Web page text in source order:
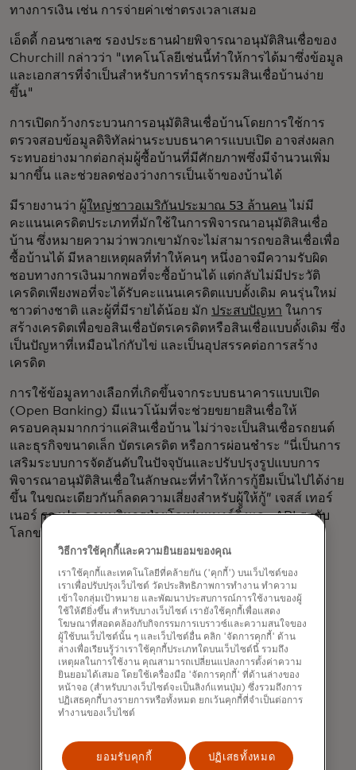
ทางการเงิน เช่น การจ่ายค่าเช่าตรงเวลาเสมอ
เอ็ดดี้ กอนซาเลซ รองประธานฝ่ายพิจารณาอนุมัติสินเชื่อของ
Churchill กล่าวว่า "เทคโนโลยีเช่นนี้ทำให้การได้มาซึ่งข้อมูล
และเอกสารที่จำเป็นสำหรับการทำธุรกรรมสินเชื่อบ้านง่าย
ขึ้น"
การเปิดกว้างกระบวนการอนุมัติสินเชื่อบ้านโดยการใช้การ
ตรวจสอบข้อมูลดิจิทัลผ่านระบบธนาคารแบบเปิด อาจส่งผลก
ระทบอย่างมากต่อกลุ่มผู้ซื้อบ้านที่มีศักยภาพซึ่งมีจำนวนเพิ่ม
มากขึ้น และช่วยลดช่องว่างการเป็นเจ้าของบ้านได้
มีรายงานว่า ผู้ใหญ่ชาวอเมริกันประมาณ 53 ล้านคน ไม่มี
คะแนนเครดิตประเภทที่มักใช้ในการพิจารณาอนุมัติสินเชื่อ
บ้าน ซึ่งหมายความว่าพวกเขามักจะไม่สามารถขอสินเชื่อเพื่อ
ซื้อบ้านได้ มีหลายเหตุผลที่ทำให้คนๆ หนึ่งอาจมีความรับผิด
ชอบทางการเงินมากพอที่จะซื้อบ้านได้ แต่กลับไม่มีประวัติ
เครดิตเพียงพอที่จะได้รับคะแนนเครดิตแบบดั้งเดิม คนรุ่นใหม่
ชาวต่างชาติ และผู้ที่มีรายได้น้อย มัก ประสบปัญหา ในการ
สร้างเครดิตเพื่อขอสินเชื่อบัตรเครดิตหรือสินเชื่อแบบดั้งเดิม ซึ่ง
เป็นปัญหาที่เหมือนไก่กับไข่ และเป็นอุปสรรคต่อการสร้าง
เครดิต
การใช้ข้อมูลทางเลือกที่เกิดขึ้นจากระบบธนาคารแบบเปิด
(Open Banking) มีแนวโน้มที่จะช่วยขยายสินเชื่อให้
ครอบคลุมมากกว่าแค่สินเชื่อบ้าน ไม่ว่าจะเป็นสินเชื่อรถยนต์
และธุรกิจขนาดเล็ก บัตรเครดิต หรือการผ่อนชำระ “นี่เป็นการ
เสริมระบบการจัดอันดับในปัจจุบันและปรับปรุงรูปแบบการ
พิจารณาอนุมัติสินเชื่อในลักษณะที่ทำให้การกู้ยืมเป็นไปได้ง่าย
ขึ้น ในขณะเดียวกันก็ลดความเสี่ยงสำหรับผู้ให้กู้” เจสส์ เทอร์
เนอร์ รองประธานบริหารฝ่ายโอเพ่นแบงก์กิ้งและ API ระดับ
โลกของ Mastercard กล่าว
“ยิ่งลูกค้าถูกขอเอกสารมากเท่าไหร่ พวก
เขาก็ยิ่งจะรู้สึกวิตกกังวลมากขึ้นเท่านั้น”
Eddie Gonzalez
วิธีการใช้คุกกี้และความยินยอมของคุณ
เราใช้คุกกี้และเทคโนโลยีที่คล้ายกัน ('คุกกี้') บนเว็บไซต์ของ
เราเพื่อปรับปรุงเว็บไซต์ วัดประสิทธิภาพการทำงาน ทำความ
เข้าใจกลุ่มเป้าหมาย และพัฒนาประสบการณ์การใช้งานของผู้
ใช้ให้ดียิ่งขึ้น สำหรับบางเว็บไซต์ เรายังใช้คุกกี้เพื่อแสดง
โฆษณาที่สอดคล้องกับกิจกรรมการเบราวซ์และความสนใจของ
ผู้ใช้บนเว็บไซต์นั้น ๆ และเว็บไซต์อื่น คลิก 'จัดการคุกกี้' ด้าน
ล่างเพื่อเรียนรู้ว่าเราใช้คุกกี้ประเภทใดบนเว็บไซต์นี้ รวมถึง
เหตุผลในการใช้งาน คุณสามารถเปลี่ยนแปลงการตั้งค่าความ
ยินยอมได้เสมอ โดยใช้เครื่องมือ 'จัดการคุกกี้' ที่ด้านล่างของ
หน้าจอ (สำหรับบางเว็บไซต์จะเป็นลิงก์แทนปุ่ม) ซึ่งรวมถึงการ
ปฏิเสธคุกกี้บางรายการหรือทั้งหมด ยกเว้นคุกกี้ที่จำเป็นต่อการ
ทำงานของเว็บไซต์
ยอมรับคุกกี้ ปฏิเสธทั้งหมด